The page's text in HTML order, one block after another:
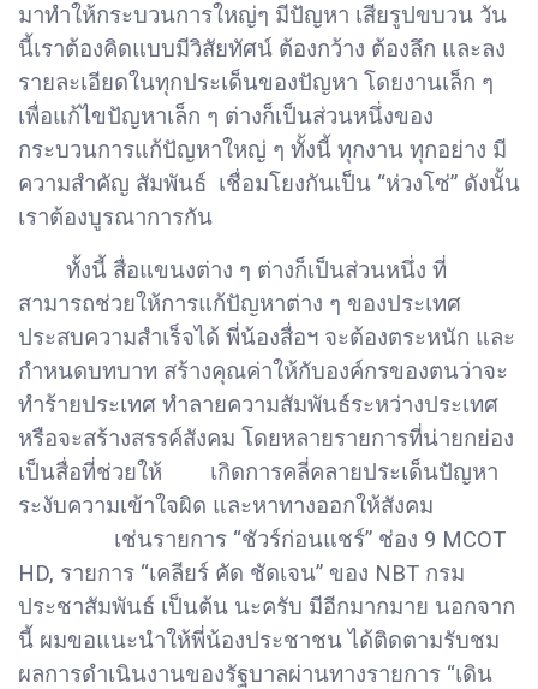
มาทำให้กระบวนการใหญ่ๆ มีปัญหา เสียรูปขบวน วัน
นี้เราต้องคิดแบบมีวิสัยทัศน์ ต้องกว้าง ต้องลึก และลง
รายละเอียดในทุกประเด็นของปัญหา โดยงานเล็ก ๆ
เพื่อแก้ไขปัญหาเล็ก ๆ ต่างก็เป็นส่วนหนึ่งของ
กระบวนการแก้ปัญหาใหญ่ ๆ ทั้งนี้ ทุกงาน ทุกอย่าง มี
ความสำคัญ สัมพันธ์ เชื่อมโยงกันเป็น “ห่วงโซ่” ดังนั้น
เราต้องบูรณาการกัน
ทั้งนี้ สื่อแขนงต่าง ๆ ต่างก็เป็นส่วนหนึ่ง ที่
สามารถช่วยให้การแก้ปัญหาต่าง ๆ ของประเทศ
ประสบความสำเร็จได้ พี่น้องสื่อฯ จะต้องตระหนัก และ
กำหนดบทบาท สร้างคุณค่าให้กับองค์กรของตนว่าจะ
ทำร้ายประเทศ ทำลายความสัมพันธ์ระหว่างประเทศ
หรือจะสร้างสรรค์สังคม โดยหลายรายการที่น่ายกย่อง
เป็นสื่อที่ช่วยให้ เกิดการคลี่คลายประเด็นปัญหา
ระงับความเข้าใจผิด และหาทางออกให้สังคม
เช่นรายการ “ชัวร์ก่อนแชร์” ช่อง 9 MCOT
HD, รายการ “เคลียร์ คัด ชัดเจน” ของ NBT กรม
ประชาสัมพันธ์ เป็นต้น นะครับ มีอีกมากมาย นอกจาก
นี้ ผมขอแนะนำให้พี่น้องประชาชน ได้ติดตามรับชม
ผลการดำเนินงานของรัฐบาลผ่านทางรายการ “เดิน